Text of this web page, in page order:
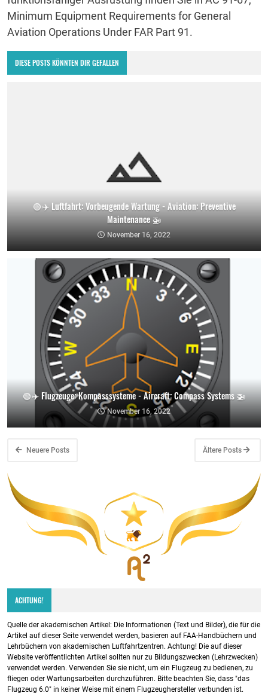
Minimum Equipment Requirements for General
Aviation Operations Under FAR Part 91.
DIESE POSTS KÖNNTEN DIR GEFALLEN
🟢 ✈️ Luftfahrt: Vorbeugende Wartung - Aviation: Preventive
Maintenance 🚁
November 16, 2022
🟢 ✈️ Flugzeuge: Kompasssysteme - Aircraft: Compass Systems 🚁
November 16, 2022
Neuere Posts Ältere Posts
ACHTUNG!
Quelle der akademischen Artikel: Die Informationen (Text und Bilder), die für die
Artikel auf dieser Seite verwendet werden, basieren auf FAA-Handbüchern und
Lehrbüchern von akademischen Luftfahrtzentren. Achtung! Die auf dieser
Website veröffentlichten Artikel sollten nur zu Bildungszwecken (Lehrzwecken)
verwendet werden. Verwenden Sie sie nicht, um ein Flugzeug zu bedienen, zu
fliegen oder Wartungsarbeiten durchzuführen. Bitte beachten Sie, dass "das
Flugzeug 6.0" in keiner Weise mit einem Flugzeughersteller verbunden ist.